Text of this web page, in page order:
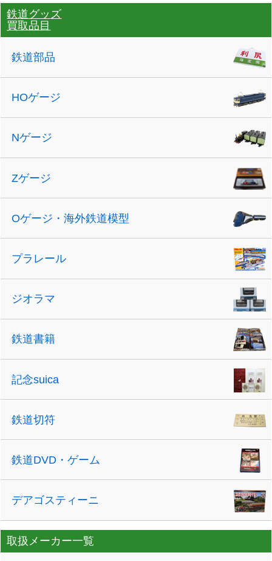
鉄道グッズ
買取品目
鉄道部品
HOゲージ
Nゲージ
Zゲージ
Oゲージ・海外鉄道模型
プラレール
ジオラマ
鉄道書籍
記念suica
鉄道切符
鉄道DVD・ゲーム
デアゴスティーニ
取扱メーカー一覧